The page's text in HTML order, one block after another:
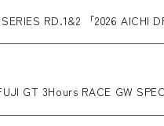
RD.1&2 「2026 AICHI
GT 3Hours RACE GW